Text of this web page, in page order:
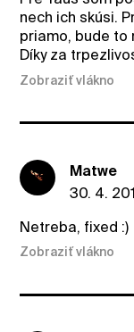
nech ich skúsi.
priamo, bude to
Díky za
Zobraziť vlákno
Matwe
30. 4.
Netreba, fixed :)
Zobraziť vlákno